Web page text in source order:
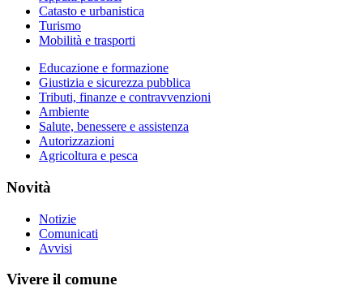
Catasto e urbanistica
Turismo
Mobilità e trasporti
Educazione e formazione
Giustizia e sicurezza pubblica
Tributi, finanze e contravvenzioni
Ambiente
Salute, benessere e assistenza
Autorizzazioni
Agricoltura e pesca
Novità
Notizie
Comunicati
Avvisi
Vivere il comune